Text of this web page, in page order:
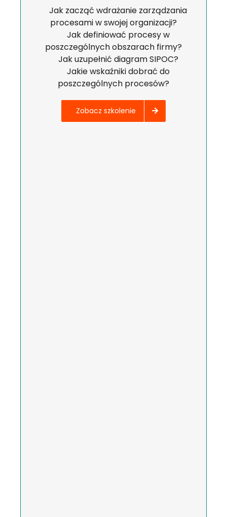
Jak zacząć wdrażanie zarządzania
procesami w swojej organizacji?
Jak definiować procesy w
poszczególnych obszarach firmy?
Jak uzupełnić diagram SIPOC?
Jakie wskaźniki dobrać do
poszczególnych procesów?
Zobacz szkolenie